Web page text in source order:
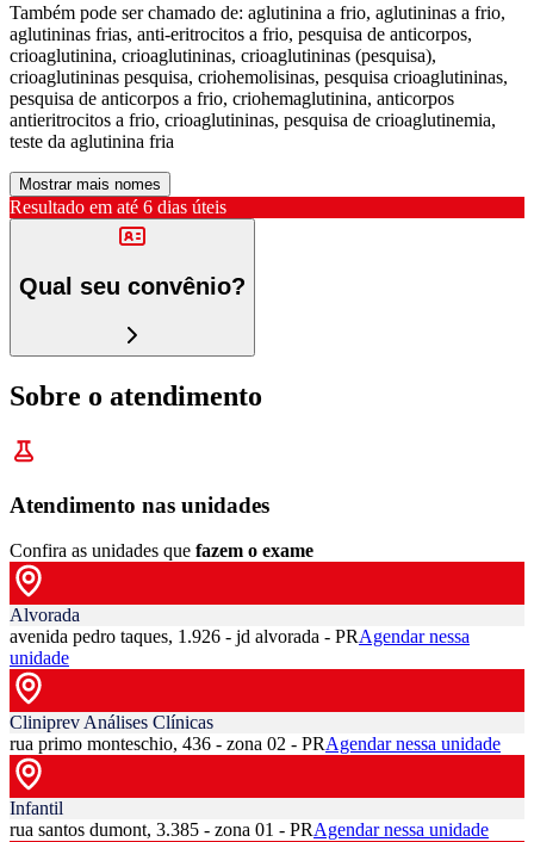
Também pode ser chamado de: aglutinina a frio, aglutininas a frio,
aglutininas frias, anti-eritrocitos a frio, pesquisa de anticorpos,
crioaglutinina, crioaglutininas, crioaglutininas (pesquisa),
crioaglutininas pesquisa, criohemolisinas, pesquisa crioaglutininas,
pesquisa de anticorpos a frio, criohemaglutinina, anticorpos
antieritrocitos a frio, crioaglutininas, pesquisa de crioaglutinemia,
teste da aglutinina fria
Mostrar mais nomes
Resultado em até 6 dias úteis
Qual seu convênio?
Sobre o atendimento
Atendimento nas unidades
Confira as unidades que fazem o exame
Alvorada
avenida pedro taques, 1.926 - jd alvorada - PRAgendar nessa
unidade
Cliniprev Análises Clínicas
rua primo monteschio, 436 - zona 02 - PRAgendar nessa unidade
Infantil
rua santos dumont, 3.385 - zona 01 - PRAgendar nessa unidade